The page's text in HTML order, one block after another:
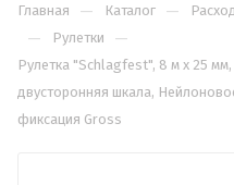
Главная — Каталог —
— Рулетки —
Рулетка "Schlagfest", 8 м x 25
двусторонняя шкала,
фиксация Gross